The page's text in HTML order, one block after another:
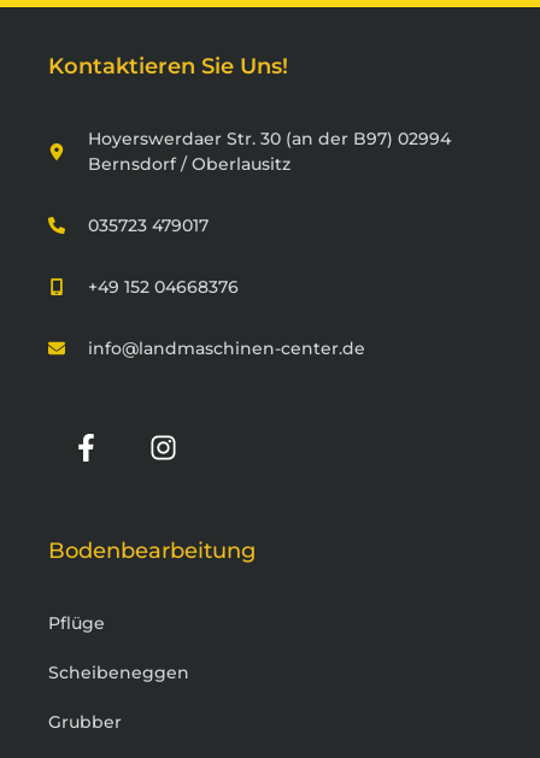
Kontaktieren Sie Uns!
Hoyerswerdaer Str. 30 (an der B97) 02994
Bernsdorf / Oberlausitz
035723 479017
+49 152 04668376
info@landmaschinen-center.de
Bodenbearbeitung
Pflüge
Scheibeneggen
Grubber